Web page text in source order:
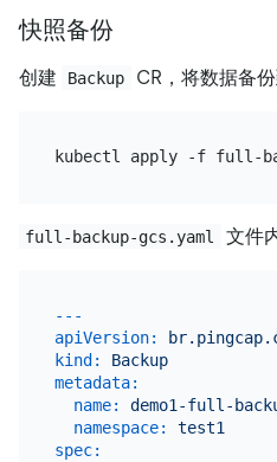
快照备份
创建 Backup CR，将数据备份
full-backup-gcs.yaml 文件
---
apiVersion:
kind:
Backup
metadata:
name:
demo1-full-
namespace:
test1
spec: